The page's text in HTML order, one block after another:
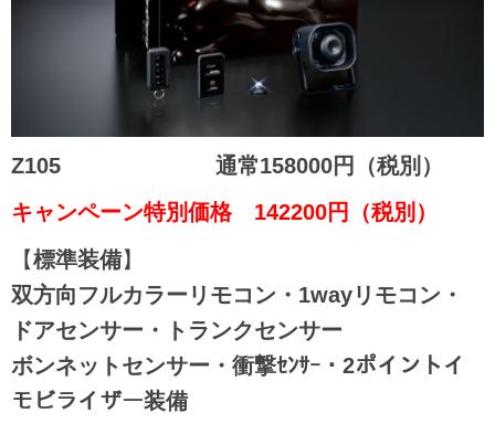
Z105 通常158000円（税別）
キャンペーン特別価格 142200円（税別）
【標準装備】
双方向フルカラーリモコン・1wayリモコン・
ドアセンサー・トランクセンサー
ボンネットセンサー・衝撃ｾﾝｻｰ・2ポイントイ
モビライザー装備